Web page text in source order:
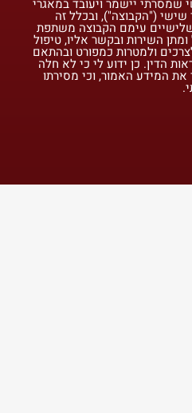
שמסרתי יישמר ויעובד במאגרי
("הקבוצה"), ובכלל זה
עימם הקבוצה משתפת
השירות ובקשר אליו, טיפול
ולמטרות כמפורט ובהתאם
הדין. כן ידוע לי כי לא חלה
את המידע האמור, וכי מסירתו